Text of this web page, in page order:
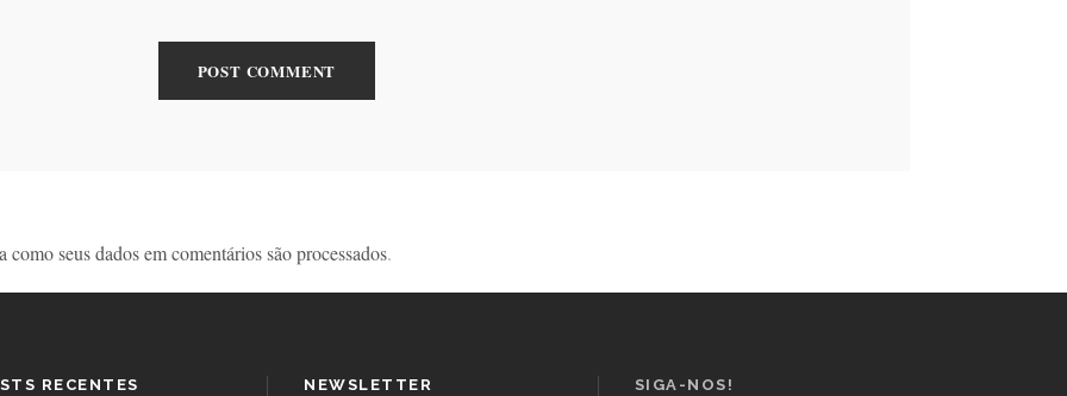
como seus dados em comentários são processados.
RECENTES NEWSLETTER SIGA-NOS!